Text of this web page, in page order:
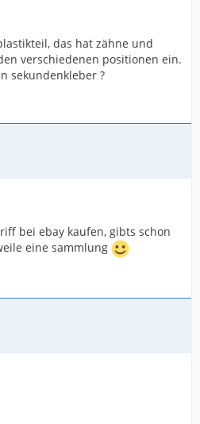
das hat zähne und
verschiedenen positionen ein.
sekundenkleber ?
bei ebay kaufen, gibts schon
eine sammlung